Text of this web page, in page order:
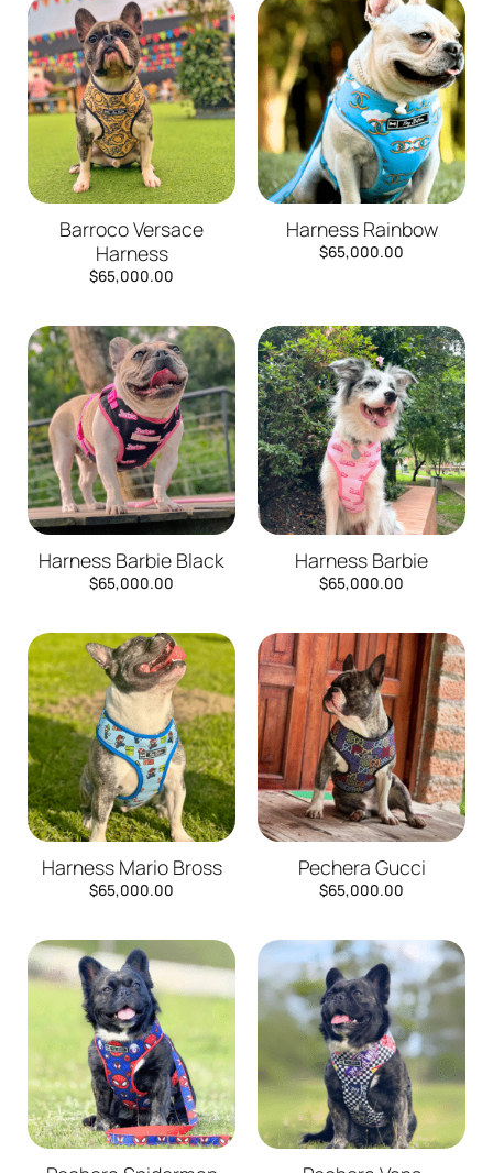
Barroco Versace
Harness
$65,000.00
Harness Rainbow
$65,000.00
Harness Barbie Black
$65,000.00
Harness Barbie
$65,000.00
Harness Mario Bross
$65,000.00
Pechera Gucci
$65,000.00